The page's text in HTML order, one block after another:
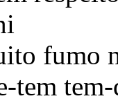
fumo
tem